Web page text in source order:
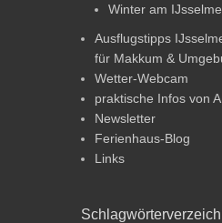
Winter am
Ausflugstipps
für Makkum &
Wetter-Webcam
praktische Infos von
Newsletter
Ferienhaus-Blog
Links